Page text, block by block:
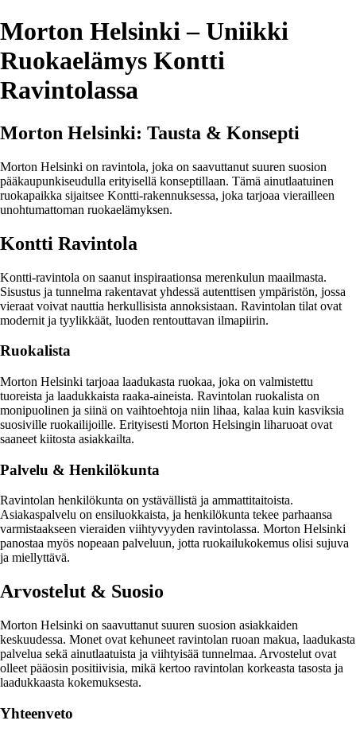
Morton Helsinki – Uniikki
Ruokaelämys Kontti
Ravintolassa
Morton Helsinki: Tausta & Konsepti
Morton Helsinki on ravintola, joka on saavuttanut suuren suosion
pääkaupunkiseudulla erityisellä konseptillaan. Tämä ainutlaatuinen
ruokapaikka sijaitsee Kontti-rakennuksessa, joka tarjoaa vierailleen
unohtumattoman ruokaelämyksen.
Kontti Ravintola
Kontti-ravintola on saanut inspiraationsa merenkulun maailmasta.
Sisustus ja tunnelma rakentavat yhdessä autenttisen ympäristön, jossa
vieraat voivat nauttia herkullisista annoksistaan. Ravintolan tilat ovat
modernit ja tyylikkäät, luoden rentouttavan ilmapiirin.
Ruokalista
Morton Helsinki tarjoaa laadukasta ruokaa, joka on valmistettu
tuoreista ja laadukkaista raaka-aineista. Ravintolan ruokalista on
monipuolinen ja siinä on vaihtoehtoja niin lihaa, kalaa kuin kasviksia
suosiville ruokailijoille. Erityisesti Morton Helsingin liharuoat ovat
saaneet kiitosta asiakkailta.
Palvelu & Henkilökunta
Ravintolan henkilökunta on ystävällistä ja ammattitaitoista.
Asiakaspalvelu on ensiluokkaista, ja henkilökunta tekee parhaansa
varmistaakseen vieraiden viihtyvyyden ravintolassa. Morton Helsinki
panostaa myös nopeaan palveluun, jotta ruokailukokemus olisi sujuva
ja miellyttävä.
Arvostelut & Suosio
Morton Helsinki on saavuttanut suuren suosion asiakkaiden
keskuudessa. Monet ovat kehuneet ravintolan ruoan makua, laadukasta
palvelua sekä ainutlaatuista ja viihtyisää tunnelmaa. Arvostelut ovat
olleet pääosin positiivisia, mikä kertoo ravintolan korkeasta tasosta ja
laadukkaasta kokemuksesta.
Yhteenveto